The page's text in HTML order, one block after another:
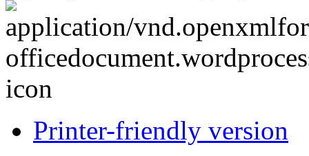
Printer-friendly version